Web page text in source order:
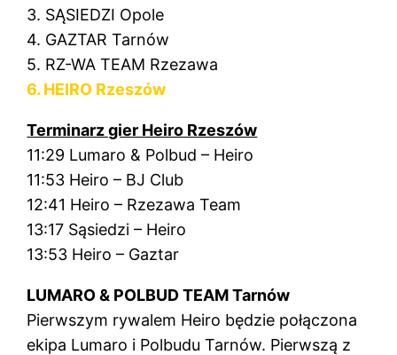
3. SĄSIEDZI Opole
4. GAZTAR Tarnów
5. RZ-WA TEAM Rzezawa
6. HEIRO Rzeszów
Terminarz gier Heiro Rzeszów
11:29 Lumaro & Polbud – Heiro
11:53 Heiro – BJ Club
12:41 Heiro – Rzezawa Team
13:17 Sąsiedzi – Heiro
13:53 Heiro – Gaztar
LUMARO & POLBUD TEAM Tarnów
Pierwszym rywalem Heiro będzie połączona
ekipa Lumaro i Polbudu Tarnów. Pierwszą z